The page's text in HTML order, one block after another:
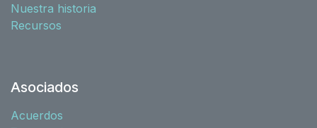
Nuestra historia
Recursos
Asociados
Acuerdos